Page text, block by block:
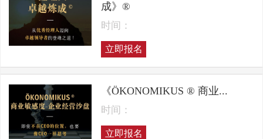
成》®
时间：
立即报名
《ÖKONOMIKUS ® 商业...
时间：
立即报名